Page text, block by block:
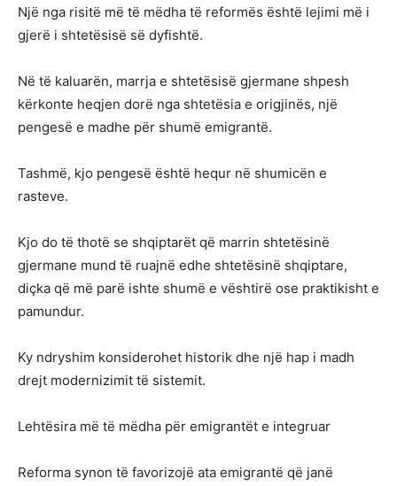
Një nga risitë më të mëdha të reformës është lejimi më i
gjerë i shtetësisë së dyfishtë.
Në të kaluarën, marrja e shtetësisë gjermane shpesh
kërkonte heqjen dorë nga shtetësia e origjinës, një
pengesë e madhe për shumë emigrantë.
Tashmë, kjo pengesë është hequr në shumicën e
rasteve.
Kjo do të thotë se shqiptarët që marrin shtetësinë
gjermane mund të ruajnë edhe shtetësinë shqiptare,
diçka që më parë ishte shumë e vështirë ose praktikisht e
pamundur.
Ky ndryshim konsiderohet historik dhe një hap i madh
drejt modernizimit të sistemit.
Lehtësira më të mëdha për emigrantët e integruar
Reforma synon të favorizojë ata emigrantë që janë